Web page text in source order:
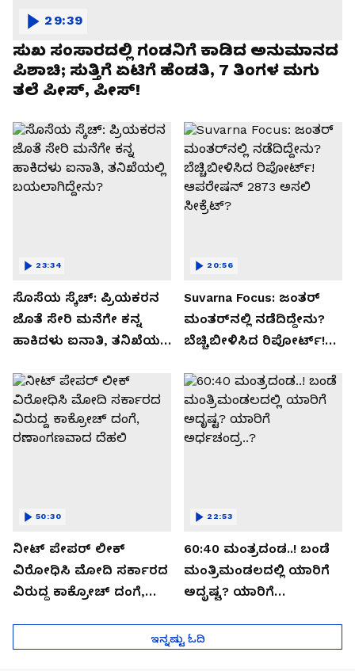
ಸುಖ ಸಂಸಾರದಲ್ಲಿ ಗಂಡನಿಗೆ ಕಾಡಿದ ಅನುಮಾನದ
ಪಿಶಾಚಿ; ಸುತ್ತಿಗೆ ಏಟಿಗೆ ಹೆಂಡತಿ, 7 ತಿಂಗಳ ಮಗು
ತಲೆ ಪೀಸ್, ಪೀಸ್!
29:39
ಸೊಸೆಯ ಸ್ಕೆಚ್: ಪ್ರಿಯಕರನ
ಜೊತೆ ಸೇರಿ ಮನೆಗೇ ಕನ್ನ
ಹಾಕಿದಳು ಐನಾತಿ, ತನಿಖೆಯಲ್ಲಿ
23:34
Suvarna Focus: ಜಂತರ್
ಮಂತರ್‌ನಲ್ಲಿ ನಡೆದಿದ್ದೇನು?
ಬೆಚ್ಚಿಬೀಳಿಸಿದ ರಿಪೋರ್ಟ್!
ಸೀಕ್ರೆಟ್?
20:56
ನೀಟ್ ಪೇಪರ್ ಲೀಕ್
ವಿರೋಧಿಸಿ ಮೋದಿ ಸರ್ಕಾರದ
ವಿರುದ್ದ ಕಾಕ್ರೋಚ್ ದಂಗೆ,
50:30
60:40 ಮಂತ್ರದಂಡ..! ಬಂಡೆ
ಮಂತ್ರಿಮಂಡಲದಲ್ಲಿ ಯಾರಿಗೆ
ಅದೃಷ್ಟ? ಯಾರಿಗೆ
22:53
ಇನ್ನಷ್ಟು ಓದಿ